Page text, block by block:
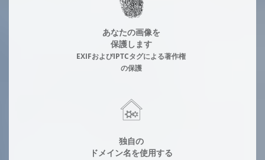
あなたの画像を
保護します
EXIFおよびIPTCタグによる著作権
の保護
独自の
ドメイン名を使用する